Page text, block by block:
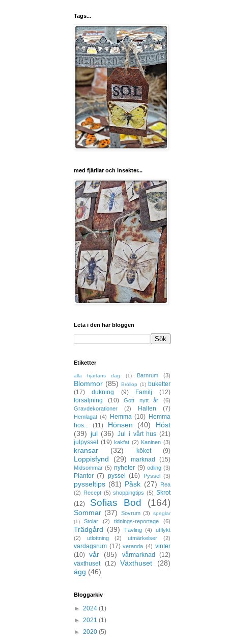
Tags...
med fjärilar och insekter...
Leta i den här bloggen
Etiketter
alla hjärtans dag (1) Barnrum (3)
Blommor (85) Bröllop (1) buketter
(17)
dukning (9) Familj
(12)
försäljning
(10) Gott nytt år
(6)
Gravdekorationer
(2) Hallen (7)
Hemlagat (4) Hemma (10) Hemma
hos...
(11) Hönsen (40)
Höst
(39) jul (36) Jul i vårt hus (21)
julpyssel
(19) kakfat (2) Kaninen (3)
kransar (32) köket (9)
Loppisfynd (29) marknad (15)
Midsommar (5) nyheter (9) odling (3)
Plantor (7) pyssel (16) Pyssel (3)
pysseltips (81) Påsk (27)
Rea
(2) Recept (5) shoppingtips (5) Skrot
(12)
Sofias Bod (164)
Sommar (37) Sovrum (3)
speglar
(1)
Stolar (2) tidnings-reportage (6)
Trädgård (39) Tävling (4)
utflykt
(2)
utlottning (2) utmärkelser (2)
vardagsrum (17) veranda (4) vinter
(10) vår (85) vårmarknad
(12)
växthuset
(12) Växthuset
(28)
ägg (46)
Bloggarkiv
► 2024 (1)
► 2021 (1)
► 2020 (5)